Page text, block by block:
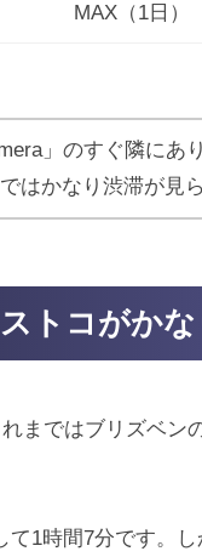
MAX（1日）
」のすぐ隣にあ
はかなり渋滞が見ら
トコがか
まではブリズベン
1時間7分です。